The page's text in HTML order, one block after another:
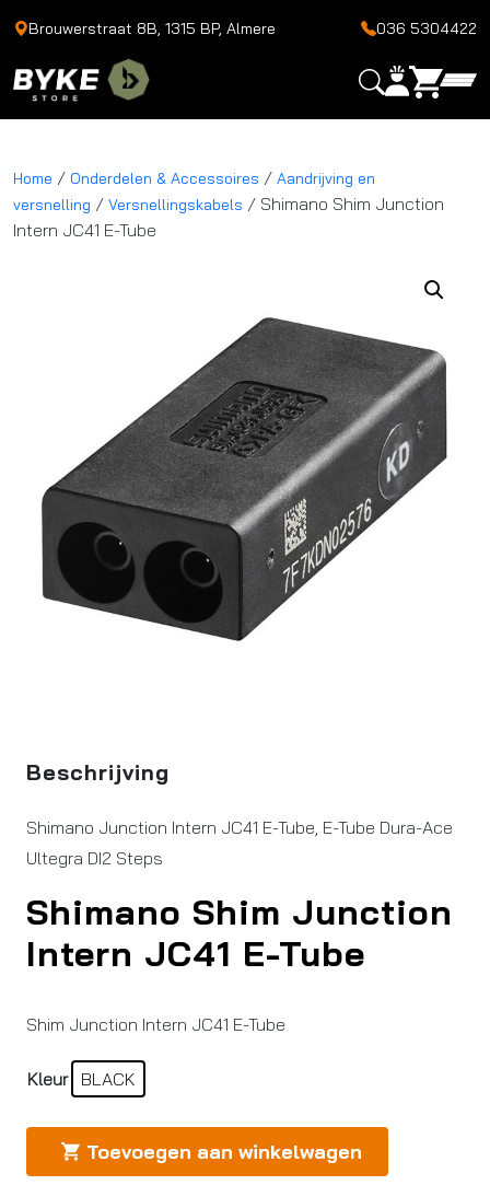
Brouwerstraat 8B, 1315 BP, Almere 036 5304422
Home / Onderdelen & Accessoires / Aandrijving en
versnelling / Versnellingskabels / Shimano Shim Junction
Intern JC41 E-Tube
Beschrijving
Shimano Junction Intern JC41 E-Tube, E-Tube Dura-Ace
Ultegra DI2 Steps
Shimano Shim Junction
Intern JC41 E-Tube
Shim Junction Intern JC41 E-Tube
Kleur BLACK
Toevoegen aan winkelwagen